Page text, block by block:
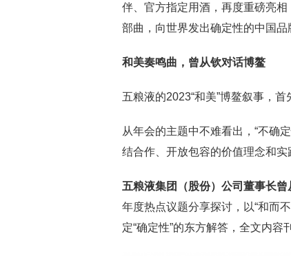
伴、官方指定用酒，再度重磅亮
部曲，向世界发出确定性的中国品
和美奏鸣曲，曾从钦对话博鳌
五粮液的2023“和美”博鳌叙事，首
从年会的主题中不难看出，“不确
结合作、开放包容的价值理念和实
五粮液集团（股份）公司董事长曾
年度热点议题分享探讨，以“和而
定“确定性”的东方解答，全文内容